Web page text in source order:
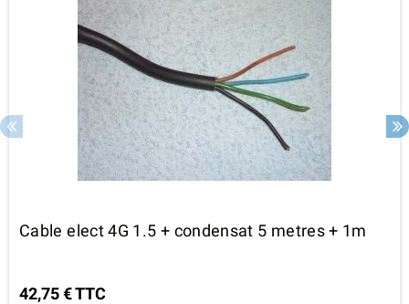
Cable elect 4G 1.5 + condensat 5 metres + 1m
42,75 € TTC